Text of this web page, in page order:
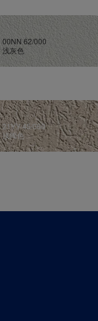
00NN 62/000
浅灰色
21YY 45/060
浅陶色